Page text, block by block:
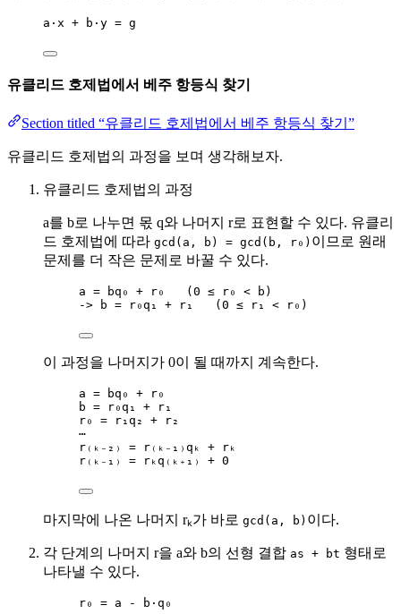
a·x + b·y = g
유클리드 호제법에서 베주 항등식 찾기
Section titled “유클리드 호제법에서 베주 항등식 찾기”
유클리드 호제법의 과정을 보며 생각해보자.
유클리드 호제법의 과정
a를 b로 나누면 몫 q와 나머지 r로 표현할 수 있다. 유클리
드 호제법에 따라 gcd(a, b) = gcd(b, r₀) 이므로 원래
문제를 더 작은 문제로 바꿀 수 있다.
a = bq₀ + r₀   (0 ≤ r₀ < b)
-> b = r₀q₁ + r₁   (0 ≤ r₁ < r₀)
이 과정을 나머지가 0이 될 때까지 계속한다.
a = bq₀ + r₀
b = r₀q₁ + r₁
r₀ = r₁q₂ + r₂
⋯
r₍ₖ₋₂₎ = r₍ₖ₋₁₎qₖ + rₖ
r₍ₖ₋₁₎ = rₖq₍ₖ₊₁₎ + 0
마지막에 나온 나머지 rₖ가 바로 gcd(a, b) 이다.
각 단계의 나머지 r을 a와 b의 선형 결합 as + bt 형태로
나타낼 수 있다.
r₀ = a - b·q₀